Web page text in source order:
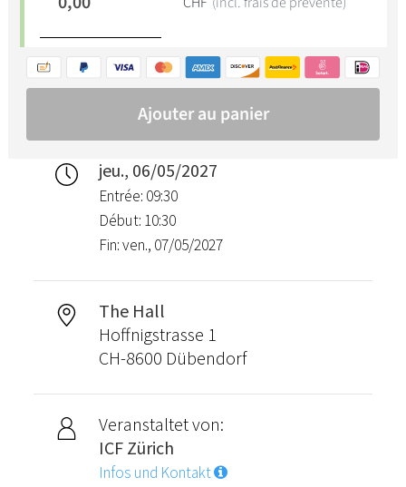
jeu., 06/05/2027
Entrée: 09:30
Début: 10:30
Fin: ven., 07/05/2027
The Hall
Hoffnigstrasse 1
CH-8600 Dübendorf
Veranstaltet von:
ICF Zürich
Infos und Kontakt